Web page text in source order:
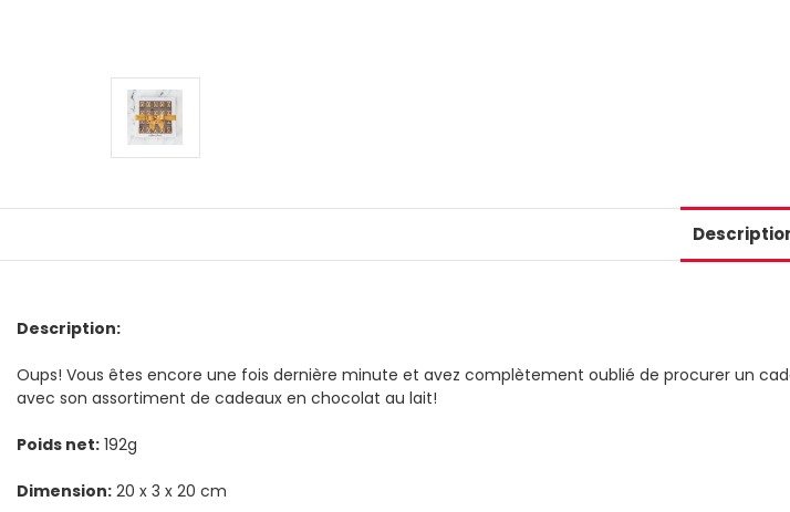
Description:
Oups! Vous êtes encore une fois dernière minute et avez complètement oublié de procurer un
avec son assortiment de cadeaux en chocolat au lait!
Poids net: 192g
Dimension: 20 x 3 x 20 cm